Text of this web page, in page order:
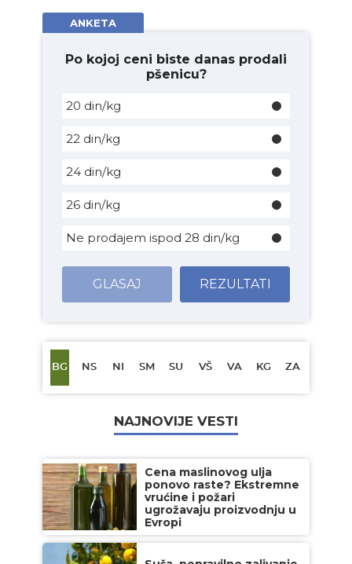
ANKETA
Po kojoj ceni biste danas prodali
pšenicu?
20 din/kg
22 din/kg
24 din/kg
26 din/kg
Ne prodajem ispod 28 din/kg
GLASAJ REZULTATI
BG NS NI SM SU VŠ VA KG ZA
NAJNOVIJE VESTI
Cena maslinovog ulja
ponovo raste? Ekstremne
vrućine i požari
ugrožavaju proizvodnju u
Evropi